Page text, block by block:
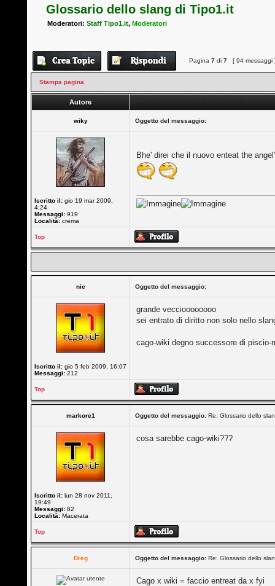
Glossario dello slang di Tipo1.it
Moderatori:Staff Tipo1.it,Moderatori
Pagina7 di7 [ 94 messaggi
Stampa pagina
Autore
wiky Oggetto del messaggio:
Iscritto il: gio 19 mar 2009,
4:24
Messaggi: 919
Località: crema
Bhe' direi che il nuovo enteat the
Top
nic Oggetto del messaggio:
Iscritto il: gio 5 feb 2009, 16:07
Messaggi: 212
grande veccioooooooo
sei entrato di diritto non solo nello
cago-wiki degno successore di piscio-
Top
markore1 Oggetto del messaggio: Re: Glossario dello
Iscritto il: lun 28 nov 2011,
19:49
Messaggi: 82
Località: Macerata
cosa sarebbe cago-wiki???
Top
Dreg Oggetto del messaggio: Re: Glossario dello
Cago x wiki = faccio entreat da x fyi